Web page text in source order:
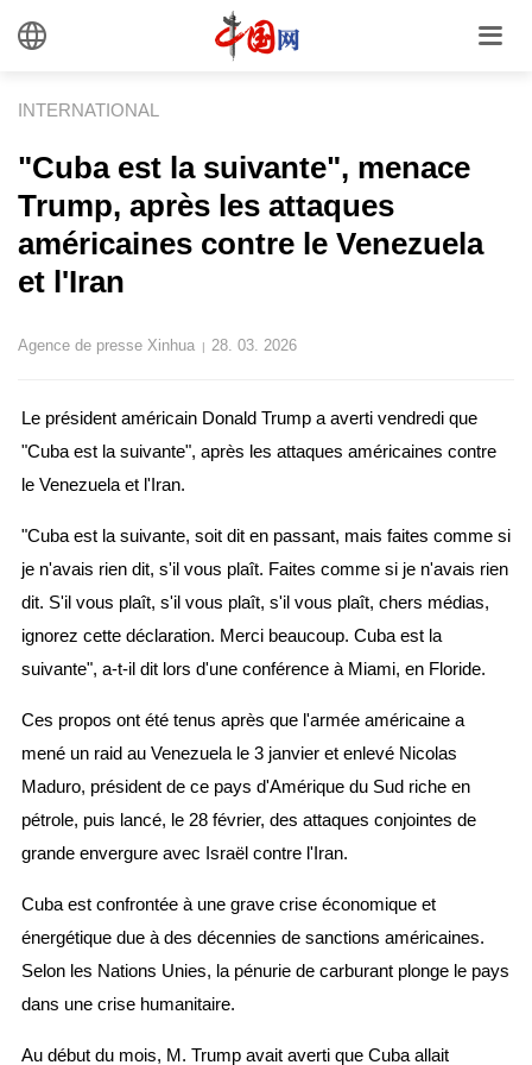
INTERNATIONAL
"Cuba est la suivante", menace
Trump, après les attaques
américaines contre le Venezuela
et l'Iran
Agence de presse Xinhua | 28. 03. 2026
Le président américain Donald Trump a averti vendredi que
"Cuba est la suivante", après les attaques américaines contre
le Venezuela et l'Iran.
"Cuba est la suivante, soit dit en passant, mais faites comme si
je n'avais rien dit, s'il vous plaît. Faites comme si je n'avais rien
dit. S'il vous plaît, s'il vous plaît, s'il vous plaît, chers médias,
ignorez cette déclaration. Merci beaucoup. Cuba est la
suivante", a-t-il dit lors d'une conférence à Miami, en Floride.
Ces propos ont été tenus après que l'armée américaine a
mené un raid au Venezuela le 3 janvier et enlevé Nicolas
Maduro, président de ce pays d'Amérique du Sud riche en
pétrole, puis lancé, le 28 février, des attaques conjointes de
grande envergure avec Israël contre l'Iran.
Cuba est confrontée à une grave crise économique et
énergétique due à des décennies de sanctions américaines.
Selon les Nations Unies, la pénurie de carburant plonge le pays
dans une crise humanitaire.
Au début du mois, M. Trump avait averti que Cuba allait